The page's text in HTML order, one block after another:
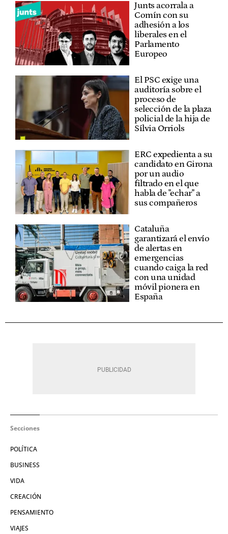
Junts acorrala a
Comín con su
adhesión a los
liberales en el
Parlamento
Europeo
El PSC exige una
auditoría sobre el
proceso de
selección de la plaza
policial de la hija de
Sílvia Orriols
ERC expedienta a su
candidato en Girona
por un audio
filtrado en el que
habla de "echar" a
sus compañeros
Cataluña
garantizará el envío
de alertas en
emergencias
cuando caiga la red
con una unidad
móvil pionera en
España
Secciones
POLÍTICA
BUSINESS
VIDA
CREACIÓN
PENSAMIENTO
VIAJES